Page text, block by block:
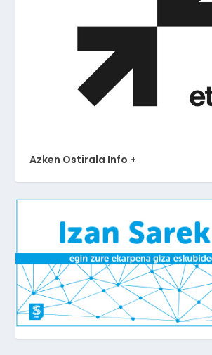
Azken Ostirala Info +